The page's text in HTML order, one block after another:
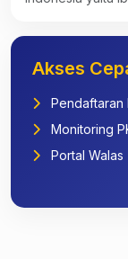
Akses
Pendaftaran
Monitoring
Portal Walas